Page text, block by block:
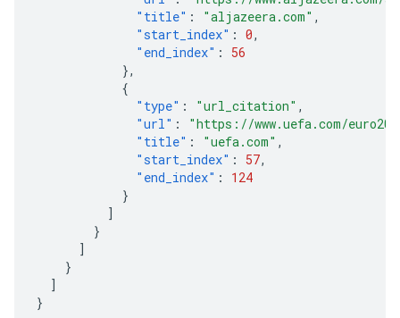
"title" : "aljazeera.com" ,
"start_index" : 0,
"end_index" :
56
},
{
"type" : "url_citation" ,
"url" :
"https://www.uefa.com/
"title" : "uefa.com" ,
"start_index" : 57,
"end_index" :
124
}
]
}
]
}
]
}